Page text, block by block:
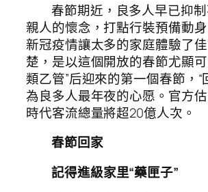
春節期近，良多人早已抑
親人的懷念，打點行裝預備動
新冠疫情讓太多的家庭體驗了
楚，是以這個開放的春節尤顯
類乙管”后迎來的第一個春節，“
為良多人最年夜的心愿。官方
時代客流總量將超20億人次。
春節回家
記得進級家里“藥匣子”